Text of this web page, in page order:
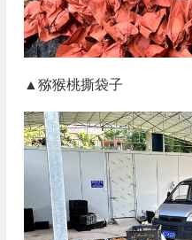
▲猕猴桃撕袋子